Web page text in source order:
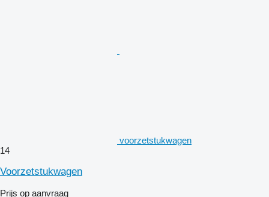
voorzetstukwagen
14
Voorzetstukwagen
Prijs op aanvraag